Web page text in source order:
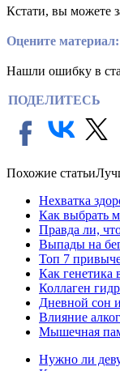
Кстати, вы можете
Оцените материал:
Нашли ошибку в
ПОДЕЛИТЕСЬ
Похожие статьи
Нехватка
Как выбрать
Правда ли,
Выпады на
Топ 7
Как генетика
Коллаген
Дневной сон
Влияние
Мышечная
Нужно ли